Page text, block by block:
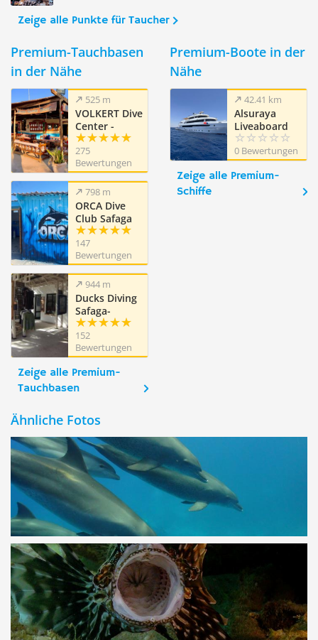
Zeige alle Punkte für Taucher
Premium-Tauchbasen
in der Nähe
525 m
VOLKERT Dive
Center -
Safaga
Ägypten
275
Bewertungen
798 m
ORCA Dive
Club Safaga
Amarina
Resort
147
Bewertungen
944 m
Ducks Diving
Safaga-
Dimensions
Bleues
152
Bewertungen
Zeige alle Premium-
Tauchbasen
Premium-Boote in der
Nähe
42.41 km
Alsuraya
Liveaboard
0 Bewertungen
Zeige alle Premium-
Schiffe
Ähnliche Fotos